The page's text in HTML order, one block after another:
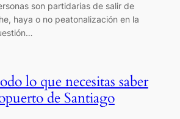
son partidarias de salir de
haya o no peatonalización en la
lo que necesitas saber
de Santiago